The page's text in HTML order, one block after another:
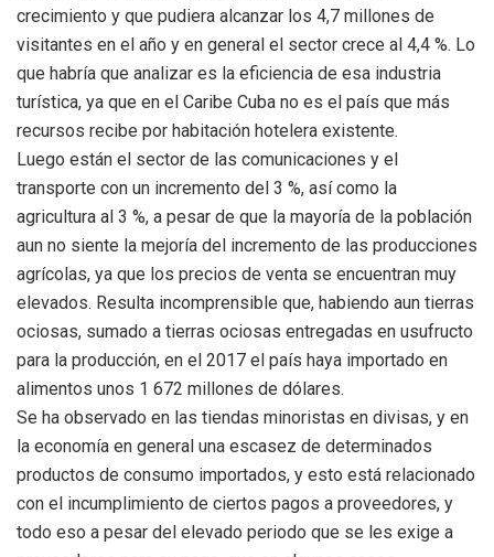
crecimiento y que pudiera alcanzar los 4,7 millones de
visitantes en el año y en general el sector crece al 4,4 %. Lo
que habría que analizar es la eficiencia de esa industria
turística, ya que en el Caribe Cuba no es el país que más
recursos recibe por habitación hotelera existente.
Luego están el sector de las comunicaciones y el
transporte con un incremento del 3 %, así como la
agricultura al 3 %, a pesar de que la mayoría de la población
aun no siente la mejoría del incremento de las producciones
agrícolas, ya que los precios de venta se encuentran muy
elevados. Resulta incomprensible que, habiendo aun tierras
ociosas, sumado a tierras ociosas entregadas en usufructo
para la producción, en el 2017 el país haya importado en
alimentos unos 1 672 millones de dólares.
Se ha observado en las tiendas minoristas en divisas, y en
la economía en general una escasez de determinados
productos de consumo importados, y esto está relacionado
con el incumplimiento de ciertos pagos a proveedores, y
todo eso a pesar del elevado periodo que se les exige a